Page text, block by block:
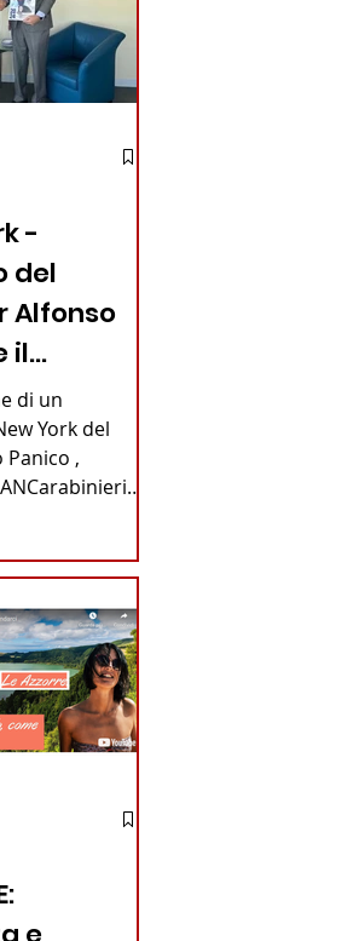
-
del
Alfonso
il
dei
Fabrizio Parrulli
di un
Panico ,